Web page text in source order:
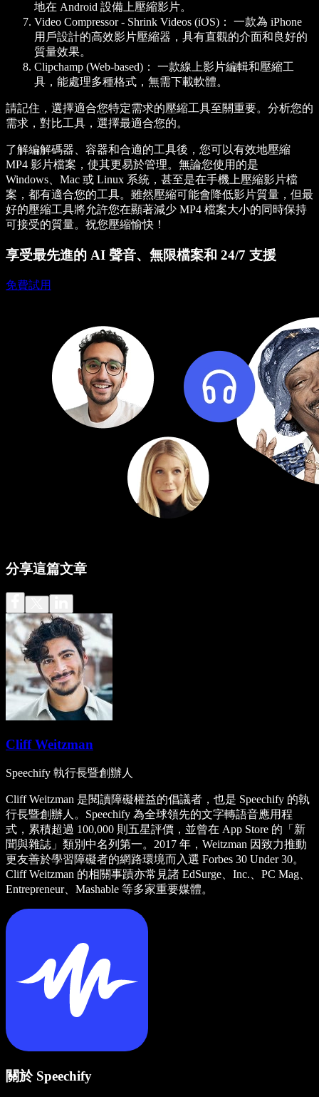
地在 Android 設備上壓縮影片。
Video Compressor - Shrink Videos (iOS)：
一款為 iPhone
用戶設計的高效影片壓縮器，具有直觀的介面和良好的
質量效果。
Clipchamp (Web-based)：
一款線上影片編輯和壓縮工
具，能處理多種格式，無需下載軟體。
請記住，選擇適合您特定需求的壓縮工具至關重要。分析您的
需求，對比工具，選擇最適合您的。
了解編解碼器、容器和合適的工具後，您可以有效地壓縮
MP4 影片檔案，使其更易於管理。無論您使用的是
Windows、Mac 或 Linux 系統，甚至是在手機上壓縮影片檔
案，都有適合您的工具。雖然壓縮可能會降低影片質量，但最
好的壓縮工具將允許您在顯著減少 MP4 檔案大小的同時保持
可接受的質量。祝您壓縮愉快！
享受最先進的 AI 聲音、無限檔案和 24/7 支援
免費試用
分享這篇文章
Cliff Weitzman
Speechify 執行長暨創辦人
Cliff Weitzman 是閱讀障礙權益的倡議者，也是 Speechify 的執
行長暨創辦人。Speechify 為全球領先的文字轉語音應用程
式，累積超過 100,000 則五星評價，並曾在 App Store 的「新
聞與雜誌」類別中名列第一。2017 年，Weitzman 因致力推動
更友善於學習障礙者的網路環境而入選 Forbes 30 Under 30。
Cliff Weitzman 的相關事蹟亦常見諸 EdSurge、Inc.、PC Mag、
Entrepreneur、Mashable 等多家重要媒體。
關於 Speechify